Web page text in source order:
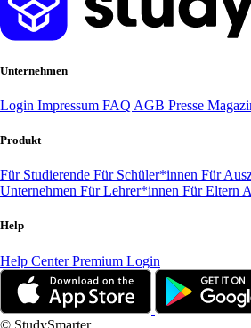
Unternehmen
Login Impressum FAQ AGB Presse
Produkt
Für Studierende Für Schüler*innen Für
Unternehmen Für Lehrer*innen Für Eltern
Help
Help CenterPremium Login
© StudySmarter